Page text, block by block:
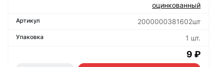
оцинкованный
2000000381602шт
1 шт.
9 ₽